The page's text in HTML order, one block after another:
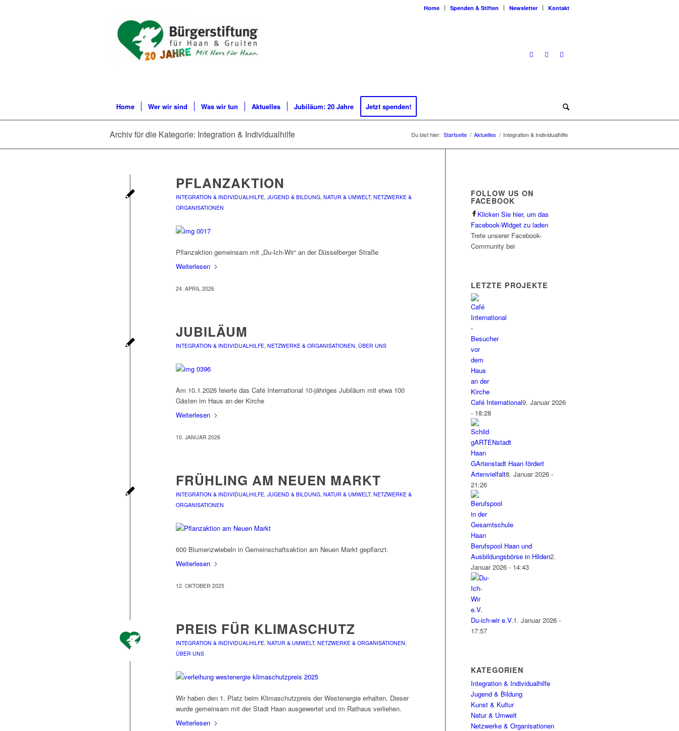
Home Spenden & Stiften Newsletter Kontakt
Home Wer wir sind Was wir tun Aktuelles Jubiläum: 20 Jahre Jetzt spenden!
Archiv für die Kategorie: Integration & Individualhilfe Du bist hier: Startseite / Aktuelles / Integration & Individualhilfe
PFLANZAKTION
INTEGRATION & INDIVIDUALHILFE, JUGEND & BILDUNG, NATUR & UMWELT, NETZWERKE &
ORGANISATIONEN
Pflanzaktion gemeinsam mit „Du-Ich-Wir“ an der Düsselberger Straße
Weiterlesen
24. APRIL 2026
JUBILÄUM
INTEGRATION & INDIVIDUALHILFE, NETZWERKE & ORGANISATIONEN, ÜBER UNS
Am 10.1.2026 feierte das Café International 10-jähriges Jubiläum mit etwa 100
Gästen im Haus an der Kirche
Weiterlesen
10. JANUAR 2026
FRÜHLING AM NEUEN MARKT
INTEGRATION & INDIVIDUALHILFE, JUGEND & BILDUNG, NATUR & UMWELT, NETZWERKE &
ORGANISATIONEN
600 Blumenzwiebeln in Gemeinschaftsaktion am Neuen Markt gepflanzt.
Weiterlesen
12. OKTOBER 2025
PREIS FÜR KLIMASCHUTZ
INTEGRATION & INDIVIDUALHILFE, NATUR & UMWELT, NETZWERKE & ORGANISATIONEN,
ÜBER UNS
Wir haben den 1. Platz beim Klimaschutzpreis der Westenergie erhalten. Dieser
wurde gemeinsam mit der Stadt Haan ausgewertet und im Rathaus verliehen.
Weiterlesen
FOLLOW US ON
FACEBOOK
Klicken Sie hier, um das
Facebook-Widget zu laden
Trete unserer Facebook-
Community bei
LETZTE PROJEKTE
Café International9. Januar 2026
- 18:28
GArtenstadt Haan fördert
Artenvielfalt8. Januar 2026 -
21:26
Berufspool Haan und
Ausbildungsbörse in Hilden2.
Januar 2026 - 14:43
Du-ich-wir e.V.1. Januar 2026 -
17:57
KATEGORIEN
Integration & Individualhilfe
Jugend & Bildung
Kunst & Kultur
Natur & Umwelt
Netzwerke & Organisationen